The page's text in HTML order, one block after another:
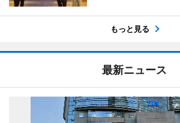
もっと見る
最新ニュース